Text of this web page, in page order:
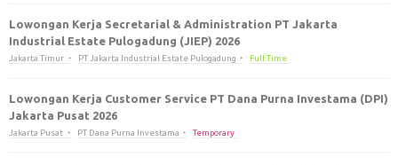
Lowongan Kerja Secretarial & Administration PT Jakarta
Industrial Estate Pulogadung (JIEP) 2026
Jakarta Timur PT Jakarta Industrial Estate Pulogadung Full Time
Lowongan Kerja Customer Service PT Dana Purna Investama (DPI)
Jakarta Pusat 2026
Jakarta Pusat PT Dana Purna Investama Temporary